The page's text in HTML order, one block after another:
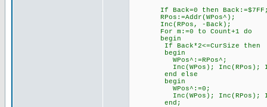
If Back=0 then
RPos:=Addr(WPos^);
Inc(RPos, -Back);
For m:=0 to Count+1 do
begin
If Back*2<=CurSize then
begin
WPos^:=RPos^;
Inc(WPos); Inc(RPos);
end else
begin
WPos^:=0;
Inc(WPos); Inc(RPos);
end;